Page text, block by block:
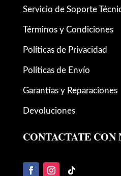
Servicio de Soporte
Términos y Condiciones
Políticas de Privacidad
Políticas de Envío
Garantías y Reparaciones
Devoluciones
CONTACTATE CON